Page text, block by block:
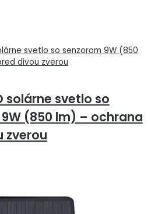
solárne svetlo so
(850 lm) – ochrana
zverou